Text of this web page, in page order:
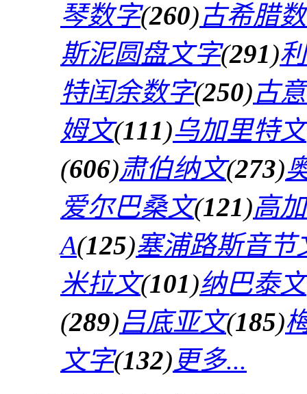
琴数字(260)古希腊
斯泥圆盘文字(291)
特闰余数字(250)古
姆文(111)乌加里特文
(606)肃伯纳文(273)
爱尔巴桑文(121)高
A(125)塞浦路斯音节
米拉文(101)纳巴泰文
(289)吕底亚文(185)
文字(132) 更多...